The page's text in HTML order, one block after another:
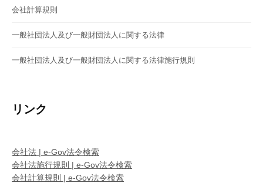
会社計算規則
一般社団法人及び一般財団法人に関する法律
一般社団法人及び一般財団法人に関する法律施行規則
リンク
会社法 | e-Gov法令検索
会社法施行規則 | e-Gov法令検索
会社計算規則 | e-Gov法令検索